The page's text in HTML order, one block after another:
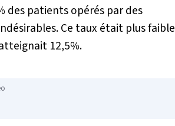
des patients opérés par des
Ce taux était plus faible
12,5%.